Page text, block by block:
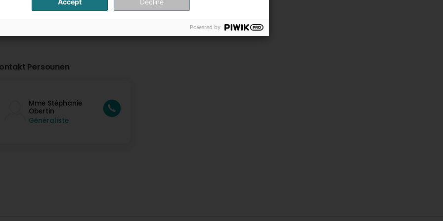
Persounen
Mme Stéphanie
Obertin
Généraliste
Accept Decline
Powered by